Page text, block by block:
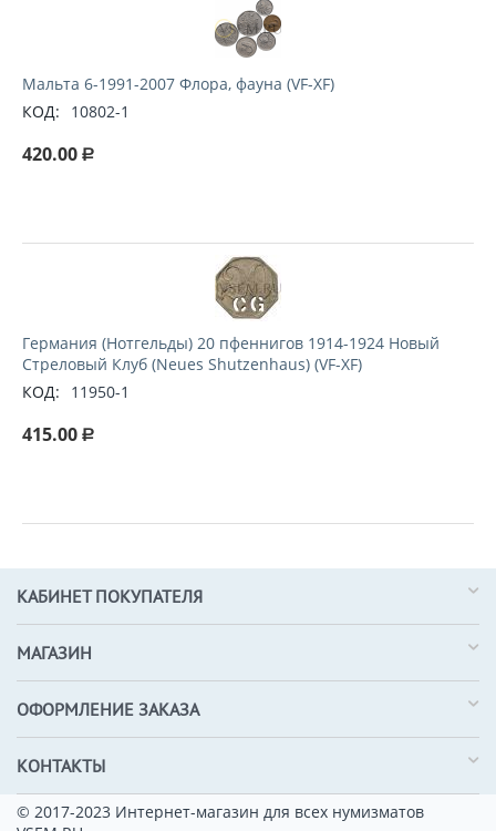
Мальта 6-1991-2007 Флора, фауна (VF-XF)
КОД:
10802-1
420.00 Р
Германия (Нотгельды) 20 пфеннигов 1914-1924 Новый
Стреловый Клуб (Neues Shutzenhaus) (VF-XF)
КОД:
11950-1
415.00 Р
КАБИНЕТ ПОКУПАТЕЛЯ
МАГАЗИН
ОФОРМЛЕНИЕ ЗАКАЗА
КОНТАКТЫ
© 2017-2023 Интернет-магазин для всех нумизматов